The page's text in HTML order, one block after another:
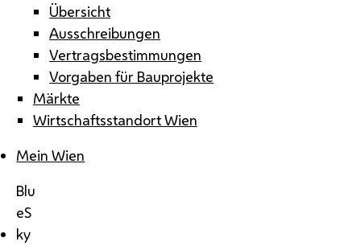
Übersicht
Ausschreibungen
Vertragsbestimmungen
Vorgaben für Bauprojekte
Märkte
Wirtschaftsstandort Wien
Mein Wien
Blu
eS
ky